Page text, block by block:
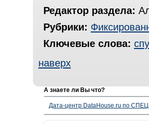
Редактор раздела:
Рубрики:
Ключевые слова:
наверх
А знаете ли Вы что?
Дата-центр DataHouse.ru по